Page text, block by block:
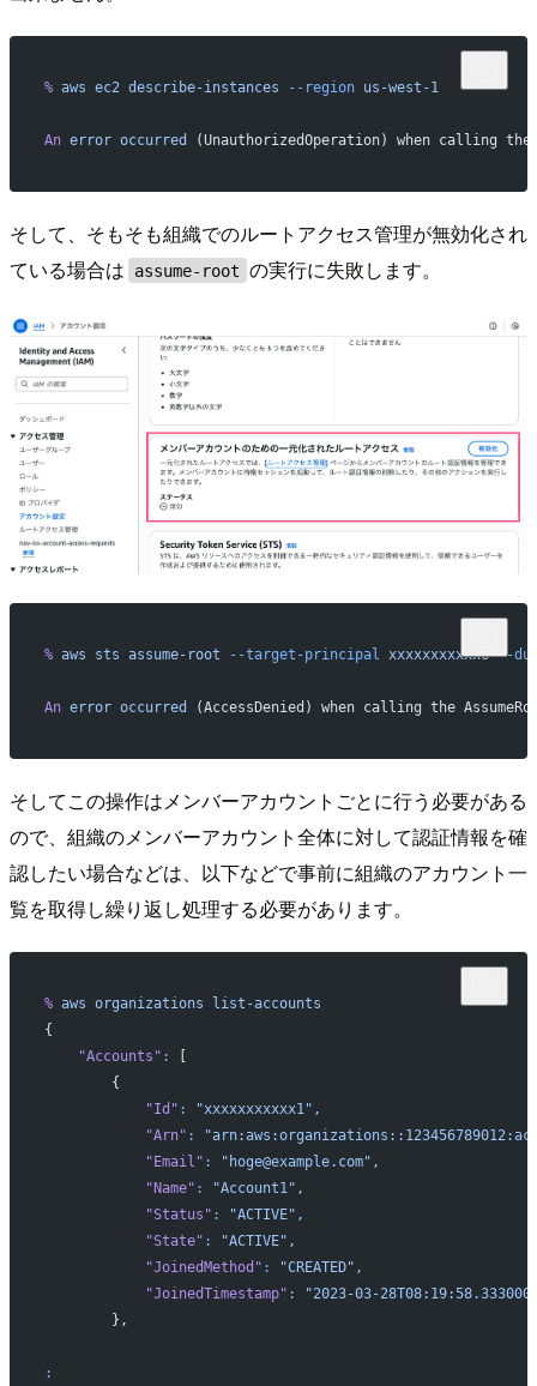
% aws ec2 describe-instances --region us-west-1
An error occurred (UnauthorizedOperation) when calling
そして、そもそも組織でのルートアクセス管理が無効化され
ている場合は
assume-root の実行に失敗します。
% aws sts assume-root --target-principal xxxxxxxxxxx6 --
An error occurred (AccessDenied) when calling the
そしてこの操作はメンバーアカウントごとに行う必要がある
ので、組織のメンバーアカウント全体に対して認証情報を確
認したい場合などは、以下などで事前に組織のアカウント一
覧を取得し繰り返し処理する必要があります。
% aws organizations list-accounts
{
    "Accounts"
:
        {
            "Id"
:
"xxxxxxxxxxx1",
            "Arn"
:
            "Email"
:
"hoge@example.com",
            "Name"
:
"Account1",
            "Status"
:
"ACTIVE",
            "State"
:
"ACTIVE",
            "JoinedMethod"
:
"CREATED",
            "JoinedTimestamp"
:
"2023-03-
        },
: